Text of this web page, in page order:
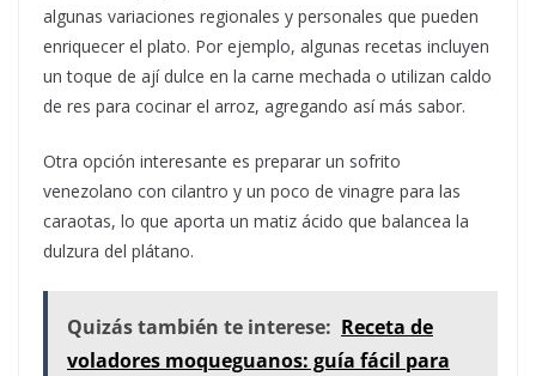
algunas variaciones regionales y personales que pueden
enriquecer el plato. Por ejemplo, algunas recetas incluyen
un toque de ají dulce en la carne mechada o utilizan caldo
de res para cocinar el arroz, agregando así más sabor.
Otra opción interesante es preparar un sofrito
venezolano con cilantro y un poco de vinagre para las
caraotas, lo que aporta un matiz ácido que balancea la
dulzura del plátano.
Quizás también te interese: Receta de
voladores moqueguanos: guía fácil para